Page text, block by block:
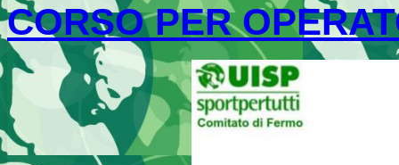
CORSO PER